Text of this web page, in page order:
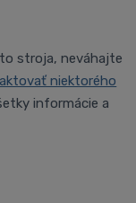
stroja, neváhajte
niektorého
informácie a